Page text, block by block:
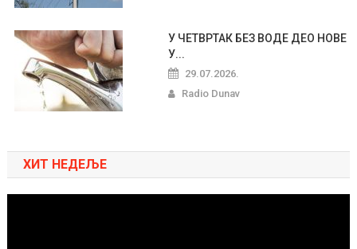
У ЧЕТВРТАК БЕЗ ВОДЕ ДЕО НОВЕ
У...
29.07.2026.
Radio Dunav
ХИТ НЕДЕЉЕ